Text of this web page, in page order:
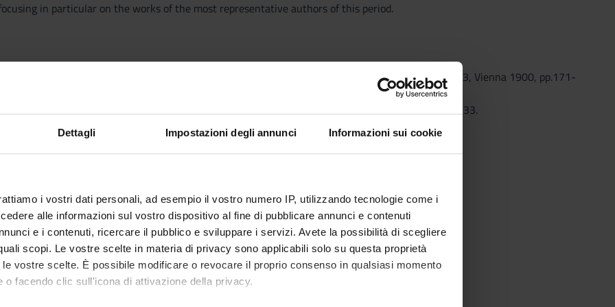
Dettagli Impostazioni degli annunci Informazioni sui cookie
i vostri dati personali, ad esempio il vostro numero IP, utilizzando tecnologie come i
alle informazioni sul vostro dispositivo al fine di pubblicare annunci e contenuti
e i contenuti, ricercare il pubblico e sviluppare i servizi. Avete la possibilità di scegliere
scopi. Le vostre scelte in materia di privacy sono applicabili solo su questa proprietà
vostre scelte. È possibile modificare o revocare il proprio consenso in qualsiasi momento
o facendo clic sull'icona di attivazione della privacy.
in particular on the works of the most representative authors of this period.
tedesca, a cura di F. Fiorentino e G. Sampaolo, Quodlibet, le seguenti voci: Il Danubio, pp. 46-53, Vienna 1900, pp.171-
pp. 342-354
“Jung-Wien”, in: Storia della Civiltà letteraria tedesca, diretta da M. Freschi, Utet, vol. 2, pp. 318-333.
Metzler.
(a cura), Kafka-Handbuch. Leben-Werk, Wirkung, Metzler, pp. 1-27, 419-424.
Ballade des äußeren Lebens, Poesie und Leben (Aus einem Vortrag)
in: Traumdeutung
Eine kaiserliche Botschaft, Ein Landarzt